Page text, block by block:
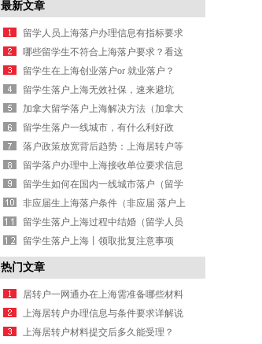
最新文章
留学人员上海落户办理信息有指标要求
么
哪些留学生不符合上海落户要求？看这
里！（上海留学生落户不满180天）
留学生在上海创业落户or 就业落户？
（留学生在上海创业政策）
留学生落户上海无效社保，速来避坑
（留学生落户上海 社保）
加拿大留学落户上海解决方法（加拿大
留学落户方案）
留学生落户一线城市，有什么利好政
策？（留学生落户北京最新政策）
落户政策放宽背后趋势：上海居转户等
路径有何变化
留学落户办理中上海接收单位要求信息
留学生如何在国内一线城市落户（留学
生落户哪个城市条件最好）
非应届生上海落户条件（非应届 落户上
海）
留学生落户上海过程中结婚（留学人员
配偶落户上海）
留学生落户上海丨领取批复注意事项
（上海留学生落户拿到批复后怎么办
理）
热门文章
居转户一网通办在上海需准备哪些材料
与具体流程？
上海居转户办理信息与条件要求详解说
明
上海居转户材料提交后多久能受理？